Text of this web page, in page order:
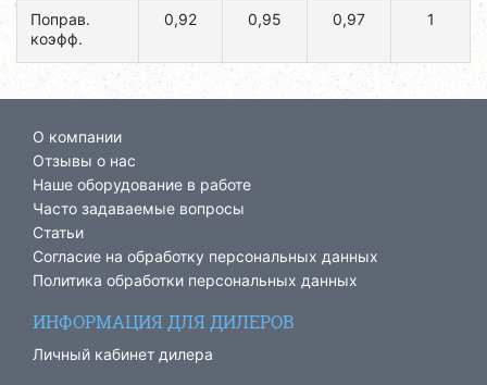
Поправ.
коэфф.
0,92 0,95 0,97 1
О компании
Отзывы о нас
Наше оборудование в работе
Часто задаваемые вопросы
Статьи
Согласие на обработку персональных данных
Политика обработки персональных данных
ИНФОРМАЦИЯ ДЛЯ ДИЛЕРОВ
Личный кабинет дилера